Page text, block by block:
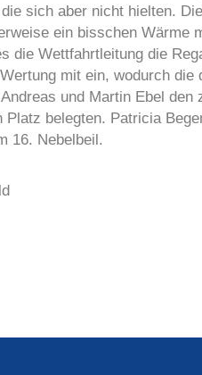
sich aber nicht hielten.
ein bisschen Wärme
die Wettfahrtleitung die
mit ein, wodurch
und Martin Ebel
belegten. Patricia
16. Nebelbeil.